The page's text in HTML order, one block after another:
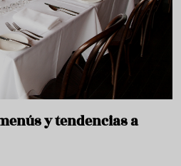
y tendencias a